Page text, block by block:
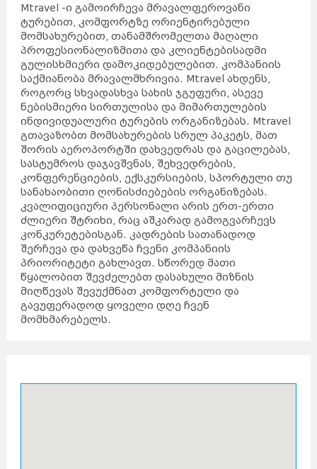
Mtravel -ი გამოირჩევა მრავალფეროვანი
ტურებით, კომფორტზე ორიენტირებული
მომსახურებით, თანამშრომელთა მაღალი
პროფესიონალიზმითა და კლიენტებისადმი
გულისხმიერი დამოკიდებულებით. კომპანიის
საქმიანობა მრავალმხრივია. Mtravel ახდენს,
როგორც სხვადასხვა სახის ჯგუფური, ასევე
ნებისმიერი სირთულისა და მიმართულების
ინდივიდუალური ტურების ორგანიზებას. Mtravel
გთავაზობთ მომსახურების სრულ პაკეტს, მათ
შორის აეროპორტში დახვედრას და გაცილებას,
სასტუმროს დაჯავშვნას, შეხვედრების,
კონფერენციების, ექსკურსიების, სპორტული თუ
სანახაობითი ღონისძიებების ორგანიზებას.
კვალიფიციური პერსონალი არის ერთ-ერთი
ძლიერი შტრიხი, რაც აშკარად გამოგვარჩევს
კონკურეტებისგან. კადრების სათანადოდ
შერჩევა და დახვეწა ჩვენი კომპანიის
პრიორიტეტი გახლავთ. სწორედ მათი
წყალობით შევძელებთ დასახული მიზნის
მიღწევას შევუქმნათ კომფორტელი და
გავუფერადოდ ყოველი დღე ჩვენ
მომხმარებელს.